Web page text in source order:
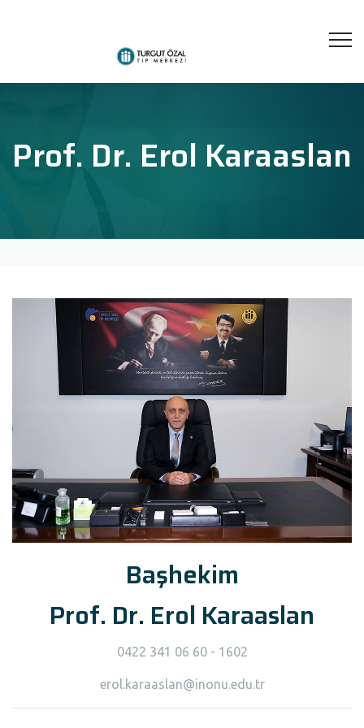
Prof. Dr. Erol Karaaslan
Başhekim
Prof. Dr. Erol Karaaslan
0422 341 06 60 - 1602
erol.karaaslan@inonu.edu.tr